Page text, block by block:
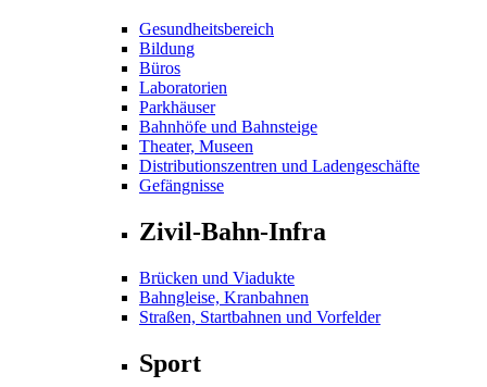
Gesundheitsbereich
Bildung
Büros
Laboratorien
Parkhäuser
Bahnhöfe und Bahnsteige
Theater, Museen
Distributionszentren und Ladengeschäfte
Gefängnisse
Zivil-Bahn-Infra
Brücken und Viadukte
Bahngleise, Kranbahnen
Straßen, Startbahnen und Vorfelder
Sport